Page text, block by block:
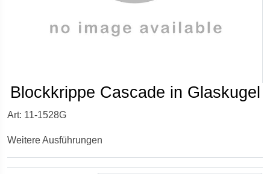
Blockkrippe Cascade in Glaskugel
Art: 11-1528G
Weitere Ausführungen